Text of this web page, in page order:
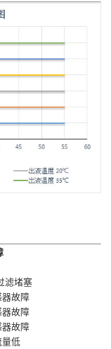
滤堵塞
器故障
器故障
器故障
量低